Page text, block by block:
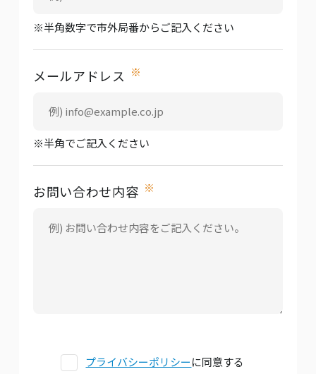
※半角数字で市外局番からご記入ください
メールアドレス ※
※半角でご記入ください
お問い合わせ内容 ※
プライバシーポリシーに同意する